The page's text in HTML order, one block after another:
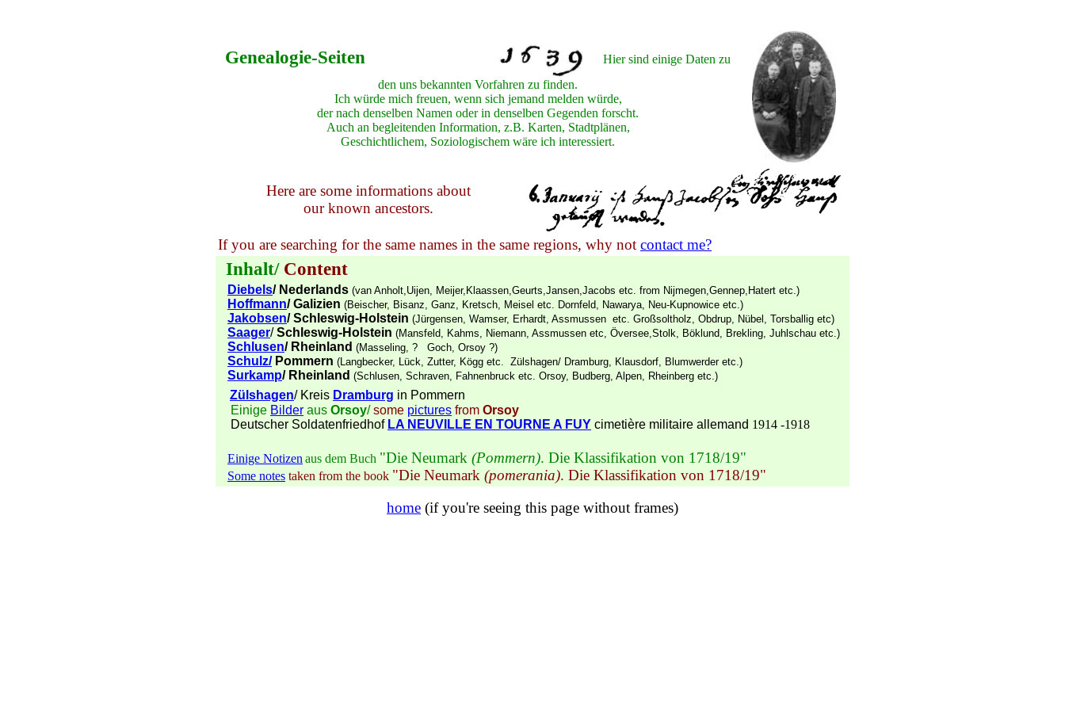
Genealogie-Seiten
Hier sind einige Daten zu
den uns bekannten Vorfahren zu finden.
Ich würde mich freuen, wenn sich jemand melden würde,
der nach denselben Namen oder in denselben Gegenden forscht.
Auch an begleitenden Information, z.B. Karten, Stadtplänen,
Geschichtlichem, Soziologischem wäre ich interessiert.
Here are some informations about
our known ancestors.
If you are searching for the same names in the same regions, why not contact me?
Inhalt/ Content
Diebels/ Nederlands (van Anholt,Uijen, Meijer,Klaassen,Geurts,Jansen,Jacobs etc. from Nijmegen,Gennep,Hatert etc.)
Hoffmann/ Galizien (Beischer, Bisanz, Ganz, Kretsch, Meisel etc. Dornfeld, Nawarya, Neu-Kupnowice etc.)
Jakobsen/ Schleswig-Holstein (Jürgensen, Wamser, Erhardt, Assmussen etc. Großsoltholz, Obdrup, Nübel, Torsballig etc)
Saager/Schleswig-Holstein (Mansfeld, Kahms, Niemann, Assmussen etc, Översee,Stolk, Böklund, Brekling, Juhlschau etc.)
Schlusen/ Rheinland (Masseling, ? Goch, Orsoy ?)
Schulz/Pommern (Langbecker, Lück, Zutter, Kögg etc. Zülshagen/ Dramburg, Klausdorf, Blumwerder etc.)
Surkamp/ Rheinland (Schlusen, Schraven, Fahnenbruck etc. Orsoy, Budberg, Alpen, Rheinberg etc.)
Zülshagen/ Kreis Dramburg in Pommern
Einige Bilder aus Orsoy/ some pictures from Orsoy
Deutscher Soldatenfriedhof LA NEUVILLE EN TOURNE A FUY cimetière militaire allemand 1914 -1918
Einige Notizen aus dem Buch "Die Neumark (Pommern). Die Klassifikation von 1718/19"
Some notes taken from the book "Die Neumark (pomerania). Die Klassifikation von 1718/19"
home (if you're seeing this page without frames)